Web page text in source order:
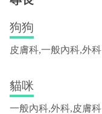
狗狗
皮膚科,一般內科,外科
貓咪
一般內科,外科,皮膚科